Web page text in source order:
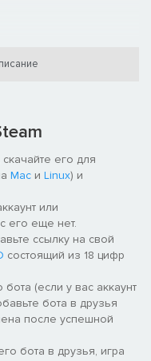
его для
Mac и Linux) и
или
его еще нет.
ссылку на свой
состоящий из 18 цифр
(если у вас аккаунт
бота в друзья
после успешной
бота в друзья, игра